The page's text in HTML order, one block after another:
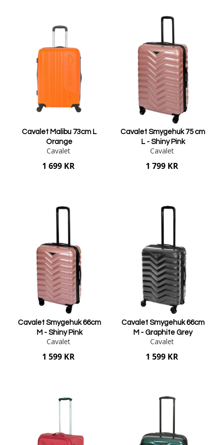
Cavalet Malibu 73cm L
Orange
Cavalet
1 699 KR
Cavalet Smygehuk 75 cm
L - Shiny Pink
Cavalet
1 799 KR
Cavalet Smygehuk 66cm
M - Shiny Pink
Cavalet
1 599 KR
Cavalet Smygehuk 66cm
M - Graphite Grey
Cavalet
1 599 KR